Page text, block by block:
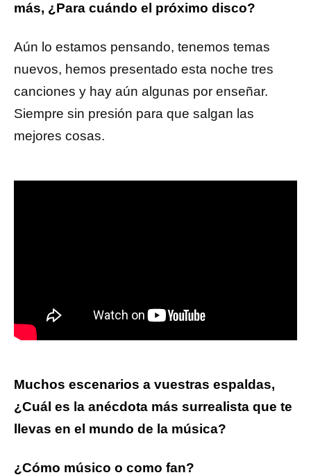
más, ¿Para cuándo el próximo disco?
Aún lo estamos pensando, tenemos temas
nuevos, hemos presentado esta noche tres
canciones y hay aún algunas por enseñar.
Siempre sin presión para que salgan las
mejores cosas.
Muchos escenarios a vuestras espaldas,
¿Cuál es la anécdota más surrealista que te
llevas en el mundo de la música?
¿Cómo músico o como fan?